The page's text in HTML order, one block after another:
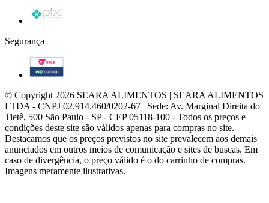
Segurança
© Copyright 2026 SEARA ALIMENTOS | SEARA ALIMENTOS
LTDA - CNPJ 02.914.460/0202-67 | Sede: Av. Marginal Direita do
Tietê, 500 São Paulo - SP - CEP 05118-100 - Todos os preços e
condições deste site são válidos apenas para compras no site.
Destacamos que os preços previstos no site prevalecem aos demais
anunciados em outros meios de comunicação e sites de buscas. Em
caso de divergência, o preço válido é o do carrinho de compras.
Imagens meramente ilustrativas.